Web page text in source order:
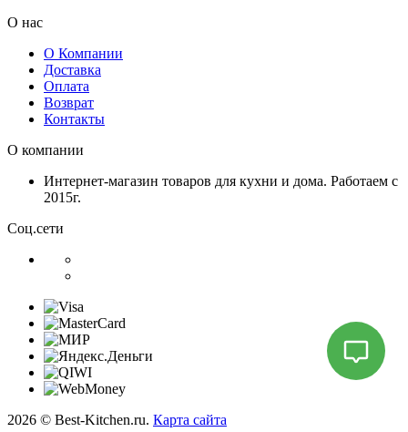
О нас
О Компании
Доставка
Оплата
Возврат
Контакты
О компании
Интернет-магазин товаров для кухни и дома. Работаем с
2015г.
Соц.сети
2026 © Best-Kitchen.ru. Карта сайта